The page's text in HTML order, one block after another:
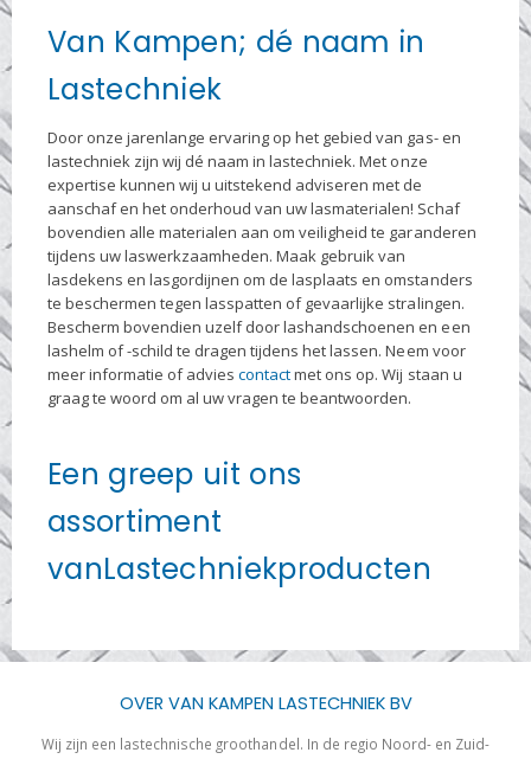
Van Kampen; dé naam in
Lastechniek
Door onze jarenlange ervaring op het gebied van gas- en
lastechniek zijn wij dé naam in lastechniek. Met onze
expertise kunnen wij u uitstekend adviseren met de
aanschaf en het onderhoud van uw lasmaterialen! Schaf
bovendien alle materialen aan om veiligheid te garanderen
tijdens uw laswerkzaamheden. Maak gebruik van
lasdekens en lasgordijnen om de lasplaats en omstanders
te beschermen tegen lasspatten of gevaarlijke stralingen.
Bescherm bovendien uzelf door lashandschoenen en een
lashelm of -schild te dragen tijdens het lassen. Neem voor
meer informatie of adviescontactmet ons op. Wij staan u
graag te woord om al uw vragen te beantwoorden.
Een greep uit ons
assortiment
vanLastechniekproducten
OVER VAN KAMPEN LASTECHNIEK BV
Wij zijn een lastechnische groothandel. In de regio Noord- en Zuid-